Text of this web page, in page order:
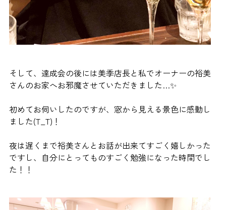
そして、達成会の後には美季店長と私でオーナーの裕美
さんのお家へお邪魔させていただきました…✨
初めてお伺いしたのですが、窓から見える景色に感動し
ました(T_T)！
夜は遅くまで裕美さんとお話が出来てすごく嬉しかった
ですし、自分にとってものすごく勉強になった時間でし
た！！